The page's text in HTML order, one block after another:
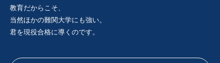
教育だからこそ、
当然ほかの難関大学にも強い。
君を現役合格に導くのです。